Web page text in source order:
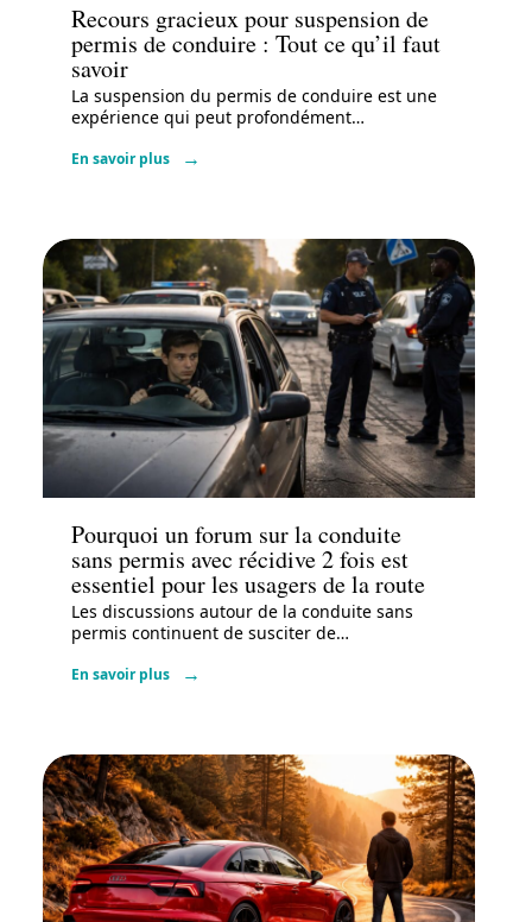
Recours gracieux pour suspension de
permis de conduire : Tout ce qu’il faut
savoir
La suspension du permis de conduire est une
expérience qui peut profondément…
En savoir plus
Pourquoi un forum sur la conduite
sans permis avec récidive 2 fois est
essentiel pour les usagers de la route
Les discussions autour de la conduite sans
permis continuent de susciter de…
En savoir plus